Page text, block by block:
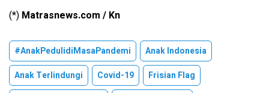
(*) Matrasnews.com / Kn
#AnakPedulidiMasaPandemi
Anak Indonesia
Anak Terlindungi
Covid-19
Frisian Flag